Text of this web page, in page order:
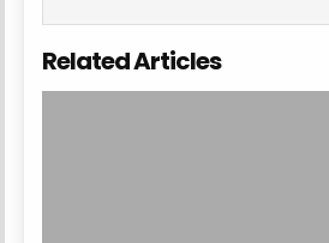
Related Articles